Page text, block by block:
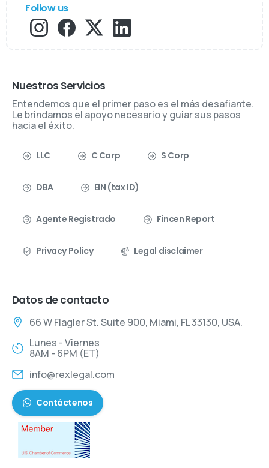
Follow us
Nuestros Servicios
Entendemos que el primer paso es el más desafiante.
Le brindamos el apoyo necesario y guiar sus pasos
hacia el éxito.
LLC C Corp S Corp
DBA EIN (tax ID)
Agente Registrado Fincen Report
Privacy Policy Legal disclaimer
Datos de contacto
66 W Flagler St. Suite 900, Miami, FL 33130, USA.
Lunes - Viernes
8AM - 6PM (ET)
info@rexlegal.com
Contáctenos